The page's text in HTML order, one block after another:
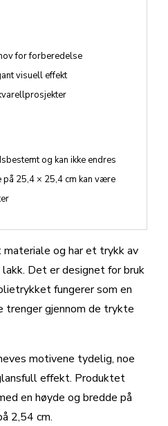
og har et trykk av
Det er designet for bruk
fungerer som en
trenger gjennom de trykte
motivene tydelig, noe
effekt. Produktet
en høyde og bredde på
2,54 cm.
for forberedelse
visuell effekt
og kan ikke endres
25,4 × 25,4 cm kan være